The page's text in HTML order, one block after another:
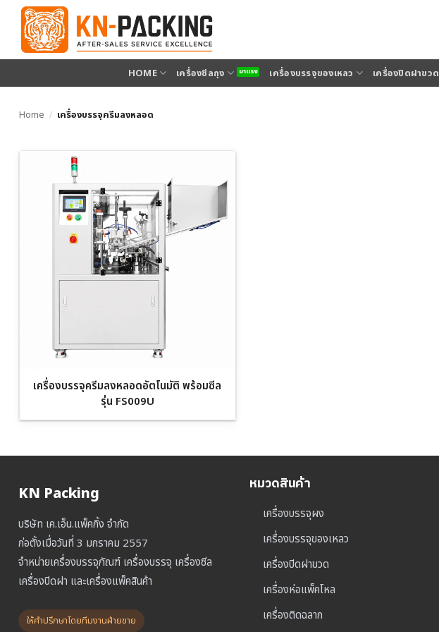
เนื้อหา
HOME เครื่องซีลถุง เครื่องบรรจุของเหลว เครื่องปิดฝาขวด
Home / เครื่องบรรจุครีมลงหลอด
เครื่องบรรจุครีมลงหลอดอัตโนมัติ พร้อมซีล
รุ่น FS009U
KN Packing
บริษัท เค.เอ็น.แพ็คกิ้ง จำกัด
ก่อตั้งเมื่อวันที่ 3 มกราคม 2557
จำหน่ายเครื่องบรรจุภัณฑ์ เครื่องบรรจุ เครื่องซีล
เครื่องปิดฝา และเครื่องแพ็คสินค้า
ให้คำปรึกษาโดยทีมงานฝ่ายขาย
หมวดสินค้า
เครื่องบรรจุผง
เครื่องบรรจุของเหลว
เครื่องปิดฝาขวด
เครื่องห่อแพ็คโหล
เครื่องติดฉลาก